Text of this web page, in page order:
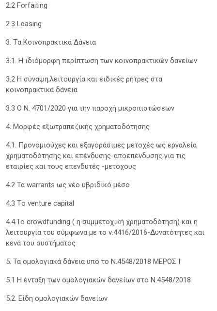
2.2 Forfaiting
2.3 Leasing
3. Tα Κοινοπρακτικά Δάνεια
3.1. Η ιδιόμορφη περίπτωση των κοινοπρακτικών δανείων
3.2 Η σύναψη,λειτουργία και ειδικές ρήτρες στα
κοινοπρακτικά δάνεια
3.3 Ο Ν. 4701/2020 για την παροχή μικροπιστώσεων
4. Μορφές εξωτραπεζικής χρηματοδότησης
4.1. Προνομιούχες και εξαγοράσιμες μετοχές ως εργαλεία
χρηματοδότησης και επένδυσης-αποεπένδυσης για τις
εταιρίες και τους επενδυτές -μετόχους
4.2 Τα warrants ως νέο υβριδικό μέσο
4.3 Τo venture capital
4.4.To crowdfunding ( η συμμετοχική χρηματοδότηση) και η
λειτουργία του σύμφωνα με το ν.4416/2016-Δυνατότητες και
κενά του συστήματος
5. Τα ομολογιακά δάνεια υπό το Ν.4548/2018 MEΡΟΣ Ι
5.1 H ένταξη των ομολογιακών δανείων στο Ν.4548/2018
5.2. Είδη ομολογιακών δανείων